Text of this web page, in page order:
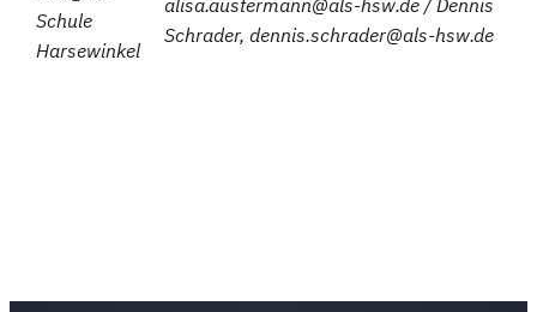
Schule
Harsewinkel
alisa.austermann@als-hsw.de / Dennis
Schrader, dennis.schrader@als-hsw.de